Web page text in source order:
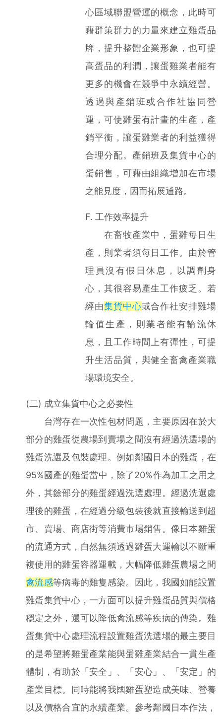
心區域聯盟營運的概念，此時可
藉群策群力的力量來建立雞蛋品
牌，提升整體企業形象，也可提
高蛋品的利潤，讓蛋雞業者能有
更多的機會在競爭中永續經營。
透過與產銷班或合作社協同營
運，可使雞蛋有計畫的生產，產
銷平衡，讓蛋雞業者的利益獲得
合理分配。產銷班及集貨中心的
蛋銷售，可藉由組織增加在市場
之能見度，因而拓展通路。
F. 工作效率提升
在畜牧產業中，蛋雞每日生
產，則業者須每日工作。由於管
理員沒有假日休息，以調劑身
心，其很容易產生工作疲乏。若
經由集貨中心或合作社安排雞場
輪值生產，則業者能有輪流休
息，且工作時間上有彈性，可提
升生活品質，與健全畜禽產業職
場環境安全。
(二) 成立集貨中心之必要性
台灣存在一次性包材問題，主要原因在於大
部分的雞蛋從農場到賣場之間沒有經過洗選場的
雞蛋洗選及包裝處理。例如鄰國日本的雞蛋，在
95%國產的雞蛋當中，除了20%作為加工之用之
外，其餘部分的雞蛋經過洗選處理。經過洗選處
理後的雞蛋，在經過分級包裝後就直接輸送到超
市、賣場、商店街等消費市場銷售。像日本雞蛋
的流通方式，自然無須透過雞蛋大運輸以不斷重
複使用的雞蛋容器運載，大幅降低雞蛋農場之間
禽流感等病毒的雞隻感染。因此，我國如能設置
雞蛋集貨中心，一方面可以提升雞蛋品質與價格
穩定之外，還可以降低禽流感等疾病的傳染。雞
蛋集貨中心處理流程設置雞蛋洗選場的最主要目
的是希望將雞蛋產業能與蛋雞產業結合一貫生產
體制，有助於「安全」、「安心」、「安定」的
產業目標。同時能將我國雞蛋塑造成美味、營養
以及價格合宜的永續產業。參考鄰國日本作法，